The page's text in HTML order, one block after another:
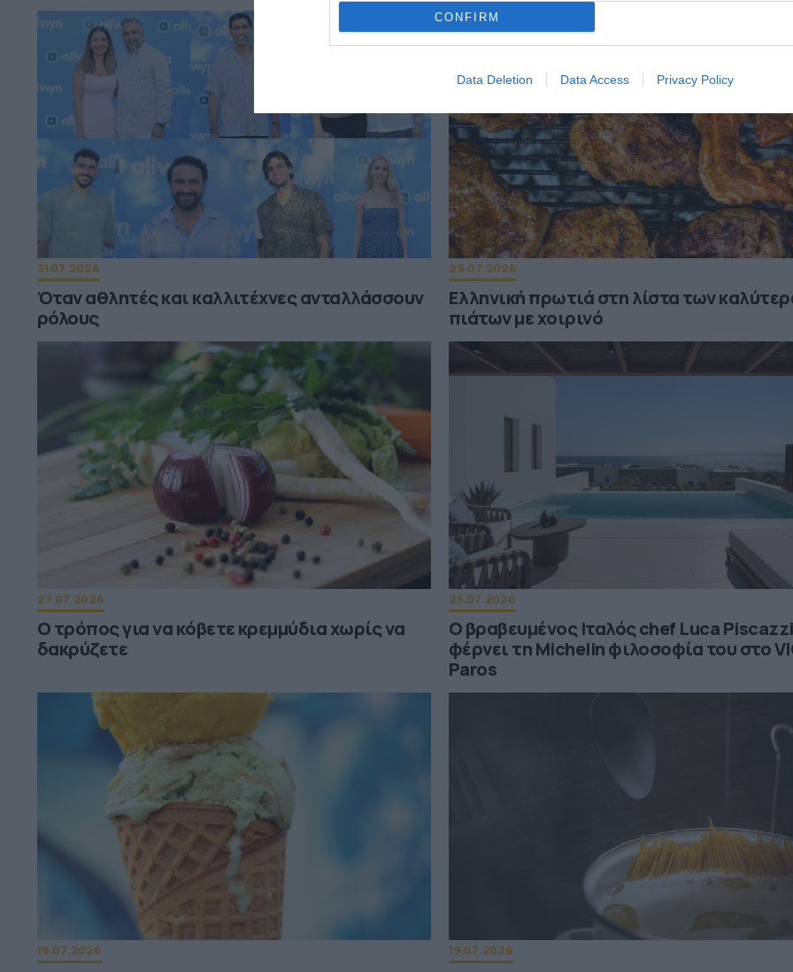
CONFIRM
Data Deletion Data Access Privacy Policy
31.07.2026
Όταν αθλητές και καλλιτέχνες ανταλλάσσουν
ρόλους
29.07.2026
Ελληνική πρωτιά στη λίστα των
πιάτων με χοιρινό
27.07.2026
Ο τρόπος για να κόβετε κρεμμύδια χωρίς να
δακρύζετε
25.07.2026
Ο βραβευμένος Ιταλός chef Luca Piscazzi
φέρνει τη Michelin φιλοσοφία του στο
Paros
19.07.2026 19.07.2026